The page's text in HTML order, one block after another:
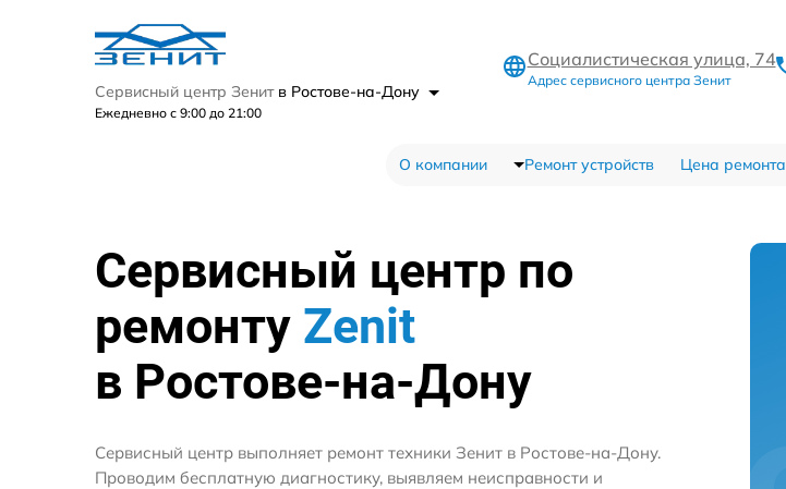
Сервисный центр Зенит в Ростове-на-Дону
Ежедневно с 9:00 до 21:00
Социалистическая улица, 74
Адрес сервисного центра Зенит
О компании Ремонт устройств Цена ремонта
Сервисный центр по
ремонту Zenit
в Ростове-на-Дону
Сервисный центр выполняет ремонт техники Зенит в Ростове-на-Дону.
Проводим бесплатную диагностику, выявляем неисправности и